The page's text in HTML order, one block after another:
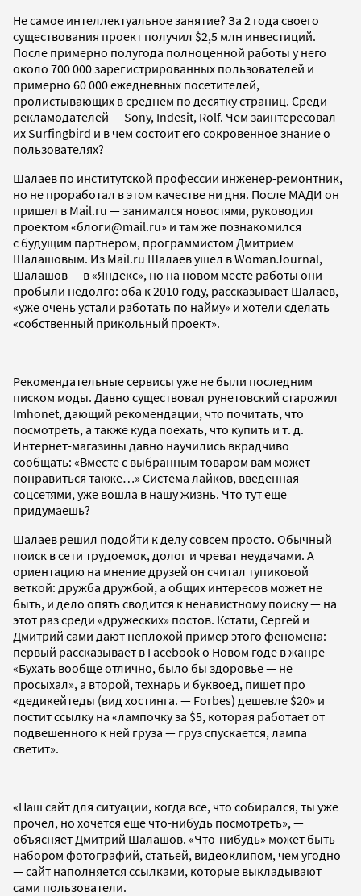
Не самое интеллектуальное занятие? За 2 года своего
существования проект получил $2,5 млн инвестиций.
После примерно полугода полноценной работы у него
около 700 000 зарегистрированных пользователей и
примерно 60 000 ежедневных посетителей,
пролистывающих в среднем по десятку страниц. Среди
рекламодателей — Sony, Indesit, Rolf. Чем заинтересовал
их Surfingbird и в чем состоит его сокровенное знание о
пользователях?
Шалаев по институтской профессии инженер-ремонтник,
но не проработал в этом качестве ни дня. После МАДИ он
пришел в Mail.ru — занимался новостями, руководил
проектом «блоги@mail.ru» и там же познакомился
с будущим партнером, программистом Дмитрием
Шалашовым. Из Mail.ru Шалаев ушел в WomanJournal,
Шалашов — в «Яндекс», но на новом месте работы они
пробыли недолго: оба к 2010 году, рассказывает Шалаев,
«уже очень устали работать по найму» и хотели сделать
«собственный прикольный проект».
Рекомендательные сервисы уже не были последним
писком моды. Давно существовал рунетовский старожил
Imhonet, дающий рекомендации, что почитать, что
посмотреть, а также куда поехать, что купить и т. д.
Интернет-магазины давно научились вкрадчиво
сообщать: «Вместе с выбранным товаром вам может
понравиться также…» Система лайков, введенная
соцсетями, уже вошла в нашу жизнь. Что тут еще
придумаешь?
Шалаев решил подойти к делу совсем просто. Обычный
поиск в сети трудоемок, долог и чреват неудачами. А
ориентацию на мнение друзей он считал тупиковой
веткой: дружба дружбой, а общих интересов может не
быть, и дело опять сводится к ненавистному поиску — на
этот раз среди «дружеских» постов. Кстати, Сергей и
Дмитрий сами дают неплохой пример этого феномена:
первый рассказывает в Facebook о Новом годе в жанре
«Бухать вообще отлично, было бы здоровье — не
просыхал», а второй, технарь и буквоед, пишет про
«дедикейтеды (вид хостинга. — Forbes) дешевле $20» и
постит ссылку на «лампочку за $5, которая работает от
подвешенного к ней груза — груз спускается, лампа
светит».
«Наш сайт для ситуации, когда все, что собирался, ты уже
прочел, но хочется еще что-нибудь посмотреть», —
объясняет Дмитрий Шалашов. «Что-нибудь» может быть
набором фотографий, статьей, видеоклипом, чем угодно
— сайт наполняется ссылками, которые выкладывают
сами пользователи.